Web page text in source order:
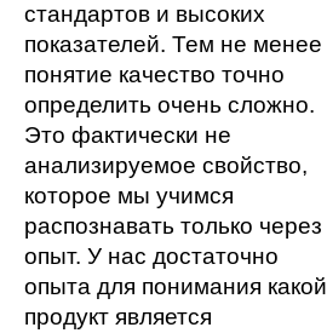
стандартов и высоких
показателей. Тем не менее
понятие качество точно
определить очень сложно.
Это фактически не
анализируемое свойство,
которое мы учимся
распознавать только через
опыт. У нас достаточно
опыта для понимания какой
продукт является